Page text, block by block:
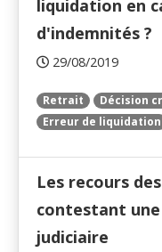
liquidation en
d'indemnités ?
29/08/2019
Retrait Décision
Erreur de liquidation
Les recours
contestant
judiciaire